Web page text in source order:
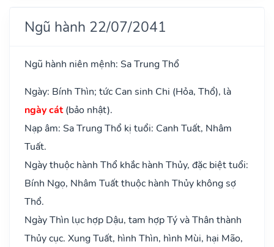
Ngũ hành 22/07/2041
Ngũ hành niên mệnh: Sa Trung Thổ
Ngày: Bính Thìn; tức Can sinh Chi (Hỏa, Thổ), là
ngày cát(bảo nhật).
Nạp âm: Sa Trung Thổ kị tuổi: Canh Tuất, Nhâm
Tuất.
Ngày thuộc hành Thổ khắc hành Thủy, đặc biệt tuổi:
Bính Ngọ, Nhâm Tuất thuộc hành Thủy không sợ
Thổ.
Ngày Thìn lục hợp Dậu, tam hợp Tý và Thân thành
Thủy cục. Xung Tuất, hình Thìn, hình Mùi, hại Mão,